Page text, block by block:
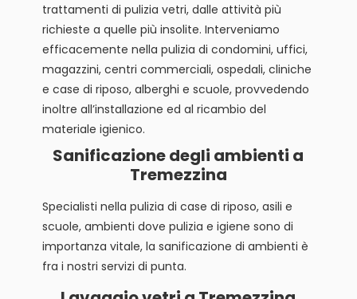
trattamenti di pulizia vetri, dalle attività più
richieste a quelle più insolite. Interveniamo
efficacemente nella pulizia di condomini, uffici,
magazzini, centri commerciali, ospedali, cliniche
e case di riposo, alberghi e scuole, provvedendo
inoltre all’installazione ed al ricambio del
materiale igienico.
Sanificazione degli ambienti a
Tremezzina
Specialisti nella pulizia di case di riposo, asili e
scuole, ambienti dove pulizia e igiene sono di
importanza vitale, la sanificazione di ambienti è
fra i nostri servizi di punta.